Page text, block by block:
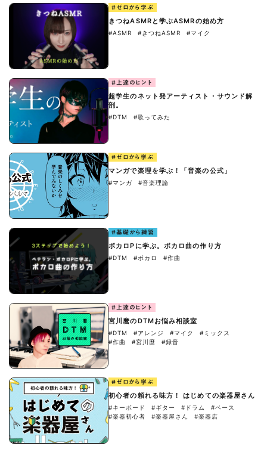
#ゼロから学ぶ
きつねASMRと学ぶASMRの始め方
#ASMR #きつねASMR #マイク
#上達のヒント
超学生のネット発アーティスト・サウンド解
剖。
#DTM #歌ってみた
#ゼロから学ぶ
マンガで楽理を学ぶ！「音楽の公式」
#マンガ #音楽理論
#基礎から練習
ボカロPに学ぶ。ボカロ曲の作り方
#DTM #ボカロ #作曲
#上達のヒント
宮川麿のDTMお悩み相談室
#DTM #アレンジ #マイク
#ミックス
#作曲
#宮川麿 #録音
#ゼロから学ぶ
初心者の頼れる味方！ はじめての楽器屋さん
#キーボード #ギター #ドラム
#ベース
#楽器初心者
#楽器屋さん #楽器店